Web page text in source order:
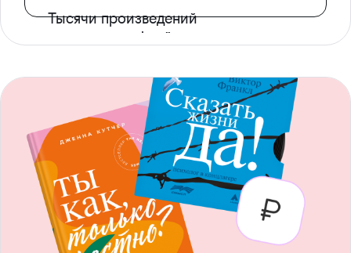
Тысячи произведений
с доступом офлайн